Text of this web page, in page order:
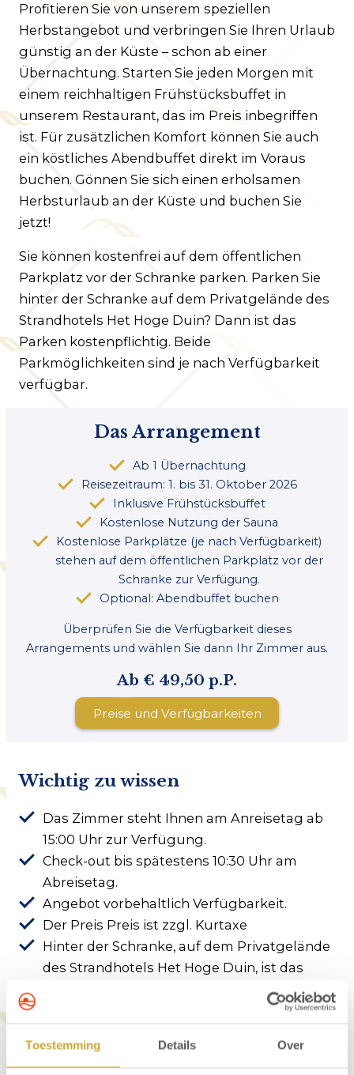
Toestemming Details Over
Profitieren Sie von unserem speziellen
Herbstangebot und verbringen Sie Ihren Urlaub
günstig an der Küste – schon ab einer
Übernachtung. Starten Sie jeden Morgen mit
einem reichhaltigen Frühstücksbuffet in
unserem Restaurant, das im Preis inbegriffen
ist. Für zusätzlichen Komfort können Sie auch
ein köstliches Abendbuffet direkt im Voraus
buchen. Gönnen Sie sich einen erholsamen
Herbsturlaub an der Küste und buchen Sie
jetzt!
Sie können kostenfrei auf dem öffentlichen
Parkplatz vor der Schranke parken. Parken Sie
hinter der Schranke auf dem Privatgelände des
Strandhotels Het Hoge Duin? Dann ist das
Parken kostenpflichtig. Beide
Parkmöglichkeiten sind je nach Verfügbarkeit
verfügbar.
Das Arrangement
Ab 1 Übernachtung
Reisezeitraum: 1. bis 31. Oktober 2026
Inklusive Frühstücksbuffet
Kostenlose Nutzung der Sauna
Kostenlose Parkplätze (je nach Verfügbarkeit)
stehen auf dem öffentlichen Parkplatz vor der
Schranke zur Verfügung.
Optional: Abendbuffet buchen
Überprüfen Sie die Verfügbarkeit dieses
Arrangements und wählen Sie dann Ihr Zimmer aus.
Ab € 49,50 p.P.
Preise und Verfügbarkeiten
Wichtig zu wissen
Das Zimmer steht Ihnen am Anreisetag ab
15:00 Uhr zur Verfügung.
Check-out bis spätestens 10:30 Uhr am
Abreisetag.
Angebot vorbehaltlich Verfügbarkeit.
Der Preis Preis ist zzgl. Kurtaxe
Hinter der Schranke, auf dem Privatgelände
des Strandhotels Het Hoge Duin, ist das
Über Strandhotel Het Hoge Duin
Das Strandhotel Het Hoge Duin in Wijk aan Zee